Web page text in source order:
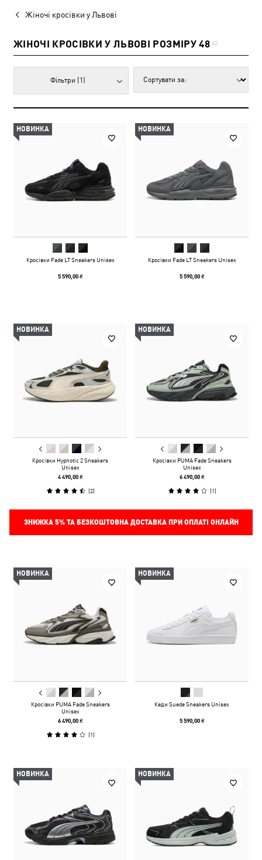
Жіночі кросівки у Львові
ЖІНОЧІ КРОСІВКИ У ЛЬВОВІ РОЗМІРУ 48 62
Фільтри (1)
НОВИНКА
Кросівки Fade LT Sneakers Unisex
5 590,00 ₴
НОВИНКА
Кросівки Fade LT Sneakers Unisex
5 590,00 ₴
НОВИНКА
Кросівки Hypnotic 2 Sneakers
Unisex
4 490,00 ₴
(2)
НОВИНКА
Кросівки PUMA Fade Sneakers
Unisex
6 490,00 ₴
(1)
ЗНИЖКА 5%ТА БЕЗКОШТОВНА ДОСТАВКА ПРИ ОПЛАТІ ОНЛАЙН
НОВИНКА
Кросівки PUMA Fade Sneakers
Unisex
6 490,00 ₴
(1)
НОВИНКА
Кеди Suede Sneakers Unisex
5 590,00 ₴
НОВИНКА НОВИНКА